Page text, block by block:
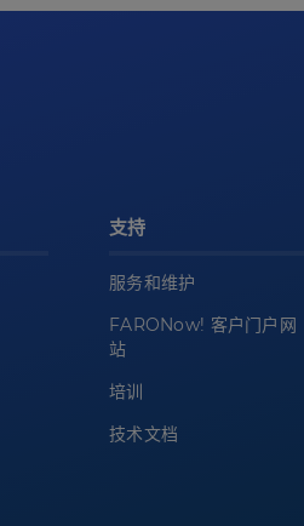
支持
服务和维护
FARONow! 客户门户网
站
培训
技术文档